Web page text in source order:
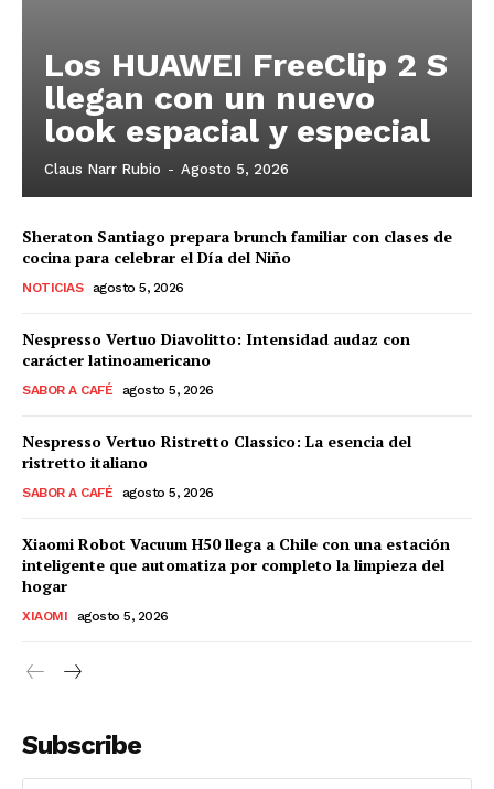
Los HUAWEI FreeClip 2 S
llegan con un nuevo
look espacial y especial
Claus Narr Rubio - Agosto 5, 2026
Sheraton Santiago prepara brunch familiar con clases de
cocina para celebrar el Día del Niño
NOTICIAS agosto 5, 2026
Nespresso Vertuo Diavolitto: Intensidad audaz con
carácter latinoamericano
SABOR A CAFÉ agosto 5, 2026
Nespresso Vertuo Ristretto Classico: La esencia del
ristretto italiano
SABOR A CAFÉ agosto 5, 2026
Xiaomi Robot Vacuum H50 llega a Chile con una estación
inteligente que automatiza por completo la limpieza del
hogar
XIAOMI agosto 5, 2026
Subscribe